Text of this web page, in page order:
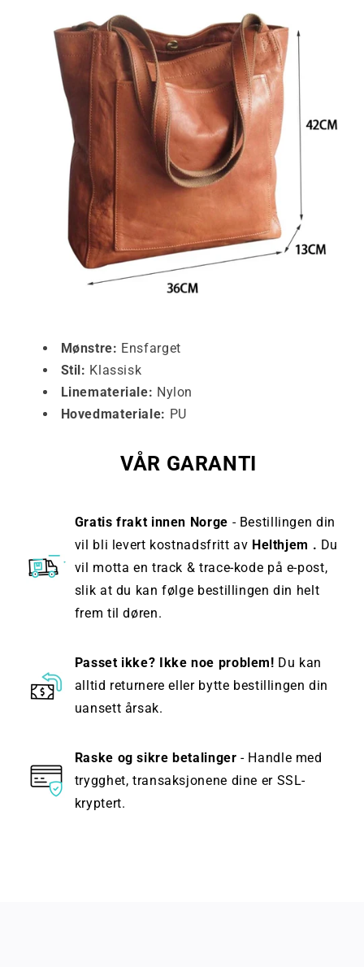
Mønstre: Ensfarget
Stil: Klassisk
Linemateriale: Nylon
Hovedmateriale: PU
VÅR GARANTI
Gratis frakt innen Norge - Bestillingen din
vil bli levert kostnadsfritt av Helthjem . Du
vil motta en track & trace-kode på e-post,
slik at du kan følge bestillingen din helt
frem til døren.
Passet ikke? Ikke noe problem! Du kan
alltid returnere eller bytte bestillingen din
uansett årsak.
Raske og sikre betalinger - Handle med
trygghet, transaksjonene dine er SSL-
kryptert.